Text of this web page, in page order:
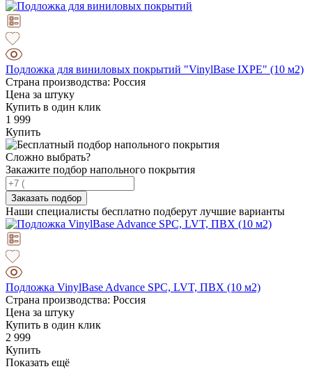
Подложка для виниловых покрытий "VinylBase IXPE" (10 м2)
Страна производства: Россия
Цена за штуку
Купить в один клик
1 999
Купить
Сложно выбрать?
Закажите подбор напольного покрытия
Заказать подбор
Наши специалисты бесплатно подберут лучшие варианты
Подложка VinylBase Advance SPC, LVT, ПВХ (10 м2)
Страна производства: Россия
Цена за штуку
Купить в один клик
2 999
Купить
Показать ещё